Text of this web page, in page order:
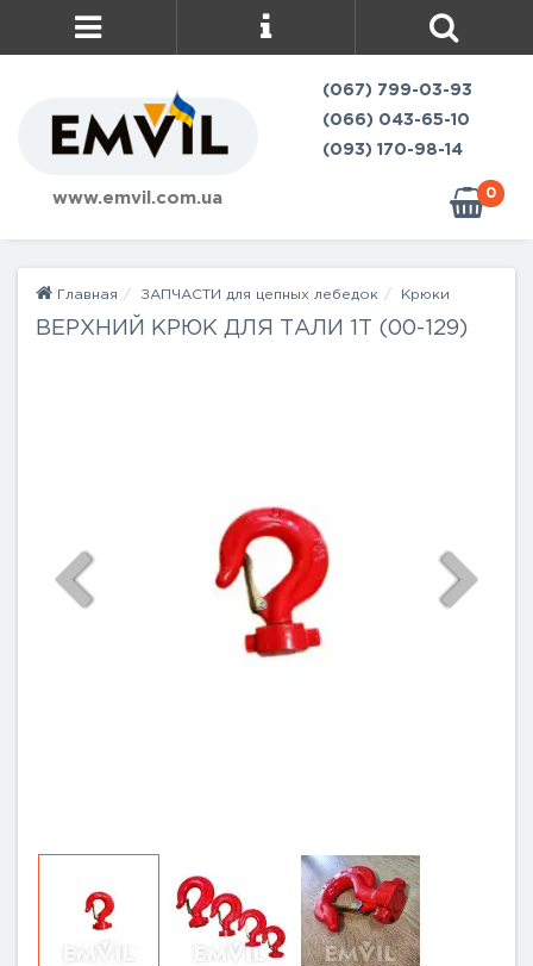
www.emvil.com.ua
(067) 799-03-93
(066) 043-65-10
(093) 170-98-14
0
Главная ЗАПЧАСТИ для цепных лебедок Крюки
ВЕРХНИЙ КРЮК ДЛЯ ТАЛИ 1Т (00-129)